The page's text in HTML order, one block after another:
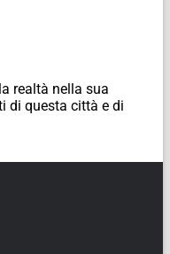
realtà nella sua
di questa città e di